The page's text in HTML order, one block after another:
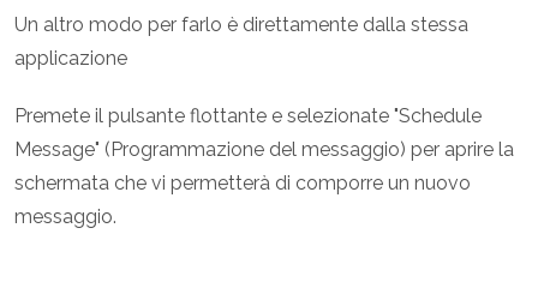
Un altro modo per farlo è direttamente dalla stessa
applicazione
Premete il pulsante flottante e selezionate "Schedule
Message" (Programmazione del messaggio) per aprire la
schermata che vi permetterà di comporre un nuovo
messaggio.